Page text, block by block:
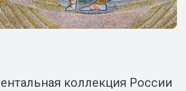
коллекция России